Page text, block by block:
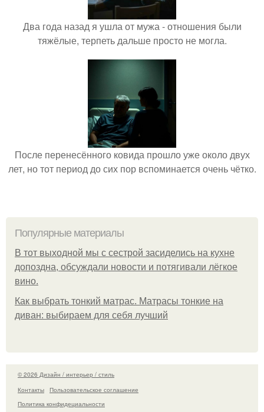
Два года назад я ушла от мужа - отношения были
тяжёлые, терпеть дальше просто не могла.
После перенесённого ковида прошло уже около двух
лет, но тот период до сих пор вспоминается очень чётко.
Популярные материалы
В тот выходной мы с сестрой засиделись на кухне
допоздна, обсуждали новости и потягивали лёгкое
вино.
Как выбрать тонкий матрас. Матрасы тонкие на
диван: выбираем для себя лучший
© 2026 Дизайн / интерьер / стиль
Контакты
Пользовательское соглашение
Политика конфидециальности